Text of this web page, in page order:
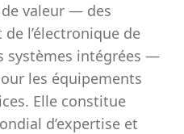
de valeur — des
l’électronique de
systèmes intégrées —
les équipements
Elle constitue
d’expertise et